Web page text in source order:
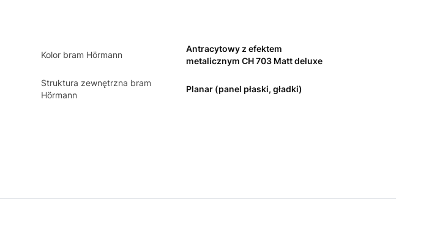
Kolor bram Hörmann
Antracytowy z efektem
metalicznym CH 703 Matt deluxe
Struktura zewnętrzna bram
Hörmann
Planar (panel płaski, gładki)